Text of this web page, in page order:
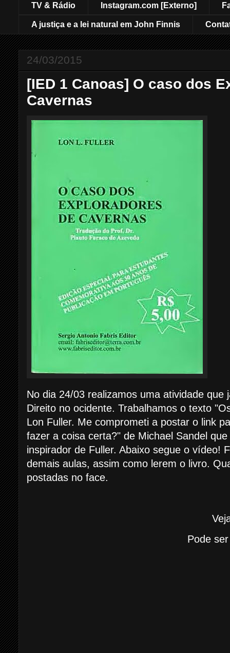
TV & Rádio Instagram.com [Externo]
A justiça e a lei natural em John Finnis
24/03/2015
[IED 1 Canoas] O caso dos
Cavernas
No dia 24/03 realizamos uma atividade que
Direito no ocidente. Trabalhamos o texto
Lon Fuller. Me comprometi a postar o link
fazer a coisa certa?" de Michael Sandel
inspirador de Fuller. Abaixo segue o vídeo!
demais aulas, assim como lerem o livro.
postadas no face.
Pode